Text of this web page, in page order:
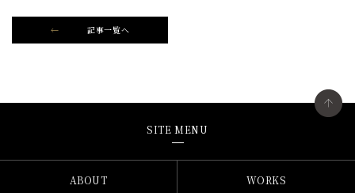
記事一覧へ
SITE MENU
ABOUT WORKS